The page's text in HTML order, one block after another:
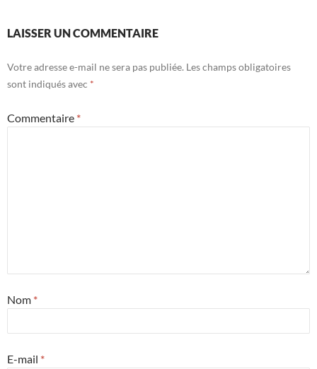
LAISSER UN COMMENTAIRE
Votre adresse e-mail ne sera pas publiée. Les champs obligatoires
sont indiqués avec *
Commentaire *
Nom *
E-mail *